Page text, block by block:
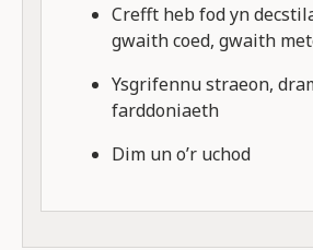
Crefft heb fod yn
gwaith coed, gwaith
Ysgrifennu straeon,
farddoniaeth
Dim un o’r uchod